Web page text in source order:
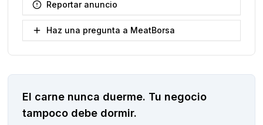
Reportar anuncio
Haz una pregunta a MeatBorsa
El carne nunca duerme. Tu negocio
tampoco debe dormir.